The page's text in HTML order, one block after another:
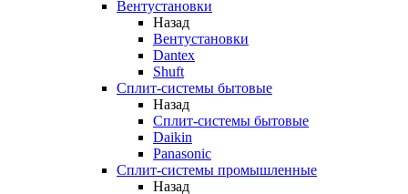
Вентустановки
Назад
Вентустановки
Dantex
Shuft
Сплит-системы бытовые
Назад
Сплит-системы бытовые
Daikin
Panasonic
Сплит-системы промышленные
Назад